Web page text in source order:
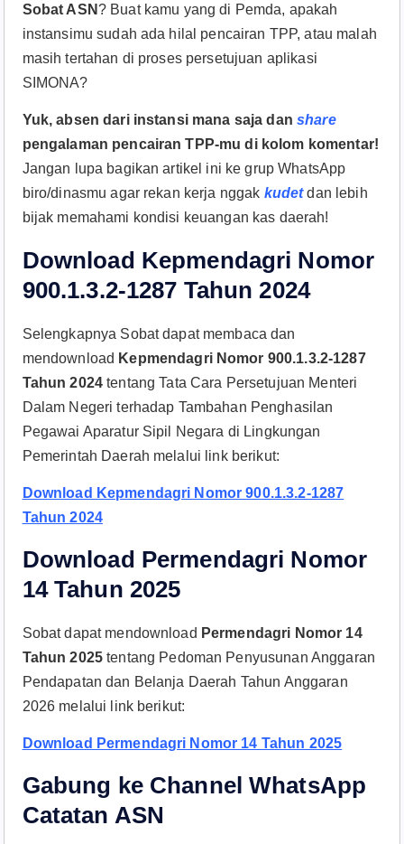
Sobat ASN? Buat kamu yang di Pemda, apakah
instansimu sudah ada hilal pencairan TPP, atau malah
masih tertahan di proses persetujuan aplikasi
SIMONA?
Yuk, absen dari instansi mana saja danshare
pengalaman pencairan TPP-mu di kolom komentar!
Jangan lupa bagikan artikel ini ke grup WhatsApp
biro/dinasmu agar rekan kerja nggak kudetdan lebih
bijak memahami kondisi keuangan kas daerah!
Download Kepmendagri Nomor
900.1.3.2-1287 Tahun 2024
Selengkapnya Sobat dapat membaca dan
mendownload Kepmendagri Nomor 900.1.3.2-1287
Tahun 2024tentang Tata Cara Persetujuan Menteri
Dalam Negeri terhadap Tambahan Penghasilan
Pegawai Aparatur Sipil Negara di Lingkungan
Pemerintah Daerah melalui link berikut:
Download Kepmendagri Nomor 900.1.3.2-1287
Tahun 2024
Download Permendagri Nomor
14 Tahun 2025
Sobat dapat mendownload Permendagri Nomor 14
Tahun 2025tentang Pedoman Penyusunan Anggaran
Pendapatan dan Belanja Daerah Tahun Anggaran
2026 melalui link berikut:
Download Permendagri Nomor 14 Tahun 2025
Gabung ke Channel WhatsApp
Catatan ASN